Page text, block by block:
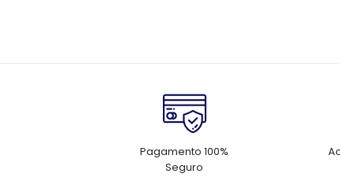
Pagamento 100%
Seguro